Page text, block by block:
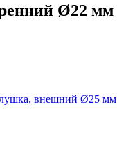
Ø22 мм
внешний Ø25 мм